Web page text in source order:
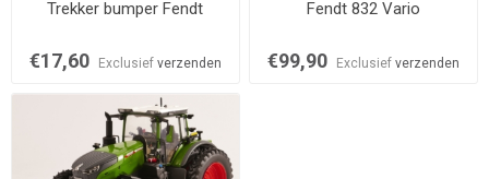
Trekker bumper Fendt
€17,60 Exclusief verzenden
Fendt 832 Vario
€99,90 Exclusiefverzenden